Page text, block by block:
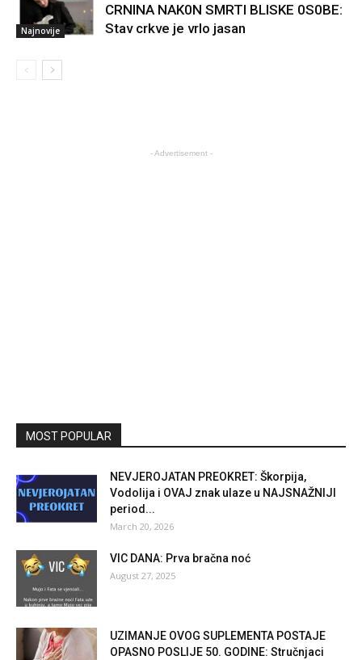
Najnovije
CRNINA NAK0N SMRTI BLISKE 0S0BE:
Stav crkve je vrlo jasan
- Advertisement -
MOST POPULAR
NEVJEROJATAN PREOKRET: Škorpija,
Vodolija i OVAJ znak ulaze u NAJSNAŽNIJI
period...
March 20, 2026
VIC DANA: Prva bračna noć
August 27, 2025
UZIMANJE OVOG SUPLEMENTA POSTAJE
OPASNO POSLIJE 50. GODINE: Stručnjaci